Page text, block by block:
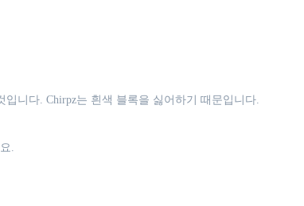
니다. Chirpz는 흰색 블록을 싫어하기 때문입니다.
.